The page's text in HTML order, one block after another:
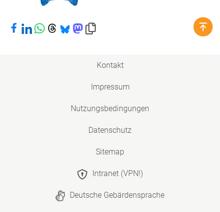
Bei Facebook teilen
Bei LinkedIn teilen
Bei WhatsApp teilen
Bei Threads teilen
Bei Bluesky teilen
Bei Mastodon teilen
Link in die Zwischenablage kopieren
Kontakt
Impressum
Nutzungsbedingungen
Datenschutz
Sitemap
Intranet (VPN!)
Deutsche Gebärdensprache